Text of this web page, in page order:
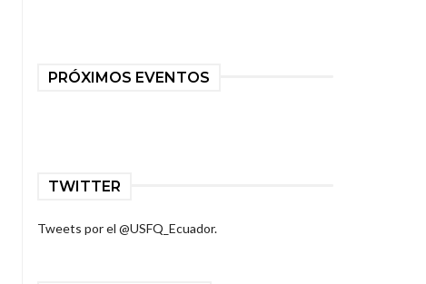
PRÓXIMOS EVENTOS
TWITTER
Tweets por el @USFQ_Ecuador.